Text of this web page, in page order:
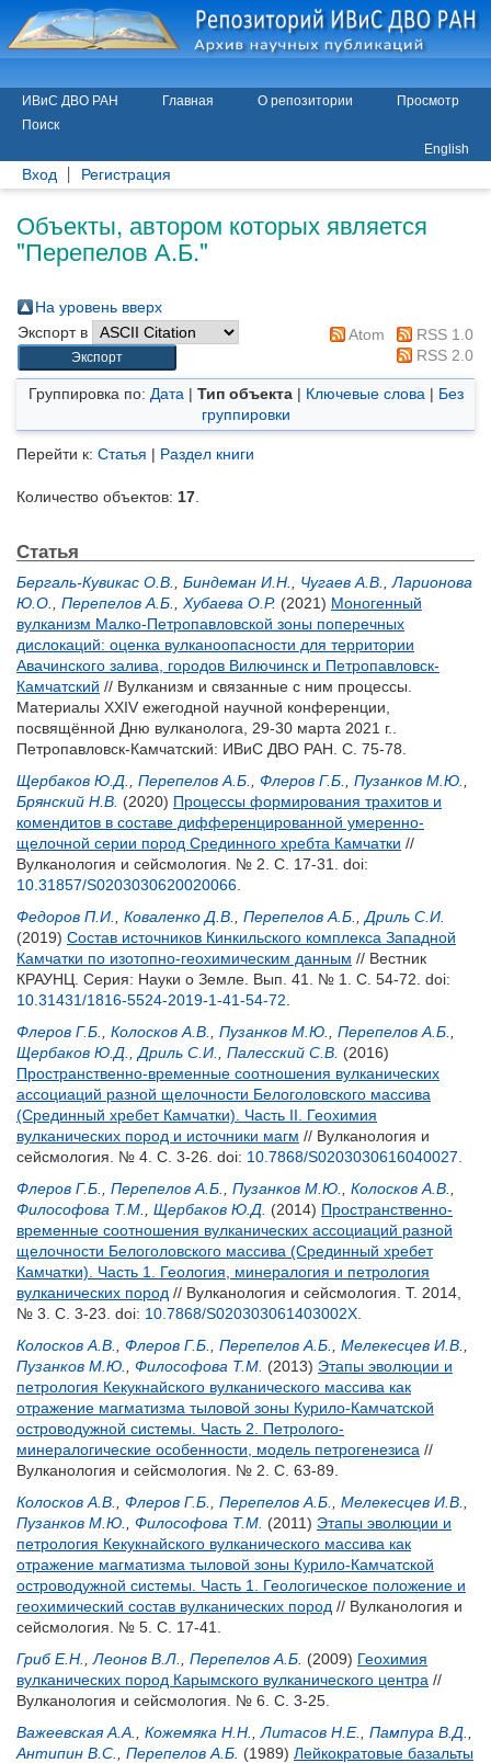
ИВиС ДВО РАН Главная О репозитории
Просмотр
Поиск
English
Вход Регистрация
Объекты, автором которых является
"Перепелов А.Б."
На уровень вверх
Экспорт в
Atom
RSS 1.0
RSS 2.0
Группировка по: Дата | Тип объекта| Ключевые слова | Без
группировки
Перейти к: Статья | Раздел книги
Количество объектов: 17
Статья
Бергаль-Кувикас О.В. Биндеман И.Н. Чугаев А.В.
Ларионова
Ю.О.
Перепелов А.Б. Хубаева О.Р. (2021) Моногенный
вулканизм Малко-Петропавловской зоны поперечных
дислокаций: оценка вулканоопасности для территории
Авачинского залива, городов Вилючинск и Петропавловск-
Камчатский // Вулканизм и связанные с ним процессы.
Материалы XXIV ежегодной научной конференции,
посвящённой Дню вулканолога, 29-30 марта 2021 г..
Петропавловск-Камчатский: ИВиС ДВО РАН. С. 75-78.
Щербаков Ю.Д.
Перепелов А.Б. Флеров Г.Б. Пузанков М.Ю.
Брянский Н.В. (2020) Процессы формирования трахитов и
комендитов в составе дифференцированной умеренно-
щелочной серии пород Срединного хребта Камчатки //
Вулканология и сейсмология. № 2. С. 17-31. doi:
10.31857/S0203030620020066
Федоров П.И.
Коваленко Д.В. Перепелов А.Б.
Дриль С.И.
(2019) Cостав источников Кинкильского комплекса Западной
Камчатки по изотопно-геохимическим данным // Вестник
КРАУНЦ. Серия: Науки о Земле. Вып. 41. № 1. С. 54-72. doi:
10.31431/1816-5524-2019-1-41-54-72
Флеров Г.Б.
Колосков А.В. Пузанков М.Ю. Перепелов А.Б.
Щербаков Ю.Д.
Дриль С.И. Палесский С.В. (2016)
Пространственно-временные соотношения вулканических
ассоциаций разной щелочности Белоголовского массива
(Срединный хребет Камчатки). Часть II. Геохимия
вулканических пород и источники магм // Вулканология и
сейсмология. № 4. С. 3-26. doi: 10.7868/S0203030616040027
Флеров Г.Б.
Перепелов А.Б. Пузанков М.Ю. Колосков А.В.
Философова Т.М.
Щербаков Ю.Д. (2014) Пространственно-
временные соотношения вулканических ассоциаций разной
щелочности Белоголовского массива (Срединный хребет
Камчатки). Часть 1. Геология, минералогия и петрология
вулканических пород // Вулканология и сейсмология. Т. 2014,
№ 3. С. 3-23. doi: 10.7868/S020303061403002X
Колосков А.В.
Флеров Г.Б. Перепелов А.Б. Мелекесцев И.В.
Пузанков М.Ю.
Философова Т.М. (2013) Этапы эволюции и
петрология Кекукнайского вулканического массива как
отражение магматизма тыловой зоны Курило-Камчатской
островодужной системы. Часть 2. Петролого-
минералогические особенности, модель петрогенезиса //
Вулканология и сейсмология. № 2. С. 63-89.
Колосков А.В.
Флеров Г.Б. Перепелов А.Б. Мелекесцев И.В.
Пузанков М.Ю.
Философова Т.М. (2011) Этапы эволюции и
петрология Кекукнайского вулканического массива как
отражение магматизма тыловой зоны Курило-Камчатской
островодужной системы. Часть 1. Геологическое положение и
геохимический состав вулканических пород // Вулканология и
сейсмология. № 5. С. 17-41.
Гриб Е.Н.
Леонов В.Л. Перепелов А.Б. (2009) Геохимия
вулканических пород Карымского вулканического центра //
Вулканология и сейсмология. № 6. С. 3-25.
Важеевская А.А.
Кожемяка Н.Н. Литасов Н.Е. Пампура В.Д.
Антипин В.С.
Перепелов А.Б. (1989) Лейкократовые базальты